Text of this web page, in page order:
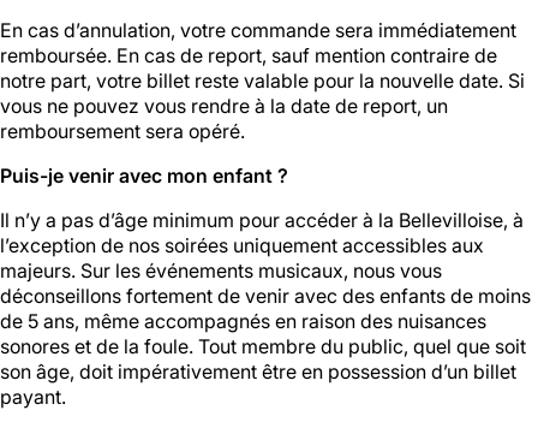
En cas d’annulation, votre commande sera immédiatement
remboursée. En cas de report, sauf mention contraire de
notre part, votre billet reste valable pour la nouvelle date. Si
vous ne pouvez vous rendre à la date de report, un
remboursement sera opéré.
Puis-je venir avec mon enfant ?
Il n’y a pas d’âge minimum pour accéder à la Bellevilloise, à
l’exception de nos soirées uniquement accessibles aux
majeurs. Sur les événements musicaux, nous vous
déconseillons fortement de venir avec des enfants de moins
de 5 ans, même accompagnés en raison des nuisances
sonores et de la foule. Tout membre du public, quel que soit
son âge, doit impérativement être en possession d’un billet
payant.